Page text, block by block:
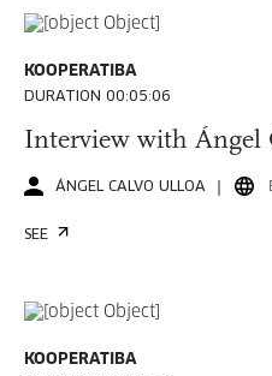
KOOPERATIBA
DURATION 00:05:06
Interview with Ángel
ÁNGEL CALVO ULLOA
SEE
KOOPERATIBA